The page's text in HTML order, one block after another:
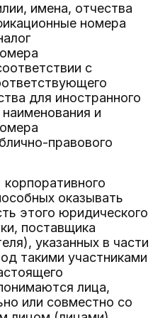
имена, отчества
номера
с
для иностранного
и
правового
оказывать
этого юридического
поставщика
указанных в части
такими участниками
лица,
или совместно со